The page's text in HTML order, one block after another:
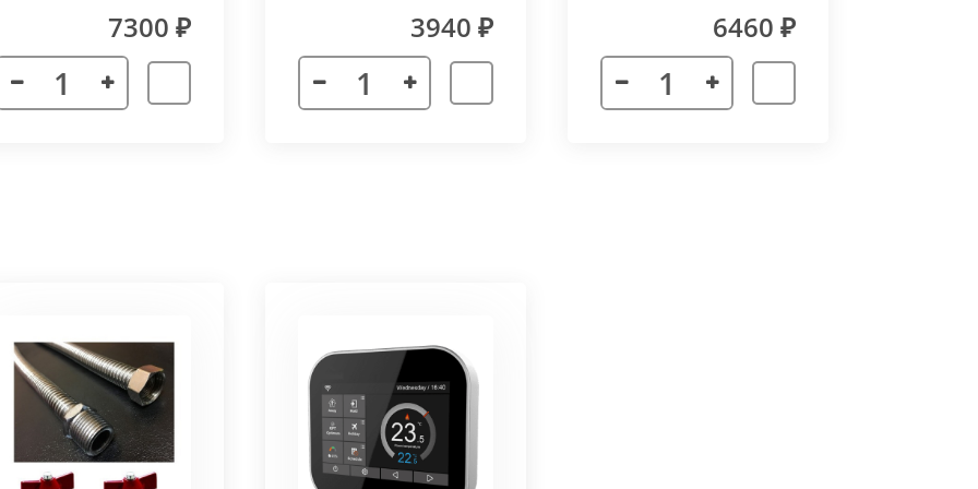
Придает прибору завершенности и помогает скрыть неточности в соединении
увеличивает жесткость короба.
мм поставляется отдельными частями. Соединение частей корпуса в единую
соединение.
прибор позволяет создать идеальный микроклимат в помещении.
влажных помещений. Корпус конвектора изготавливается с формованным дном,
7300 ₽ 3940 ₽ 6460 ₽